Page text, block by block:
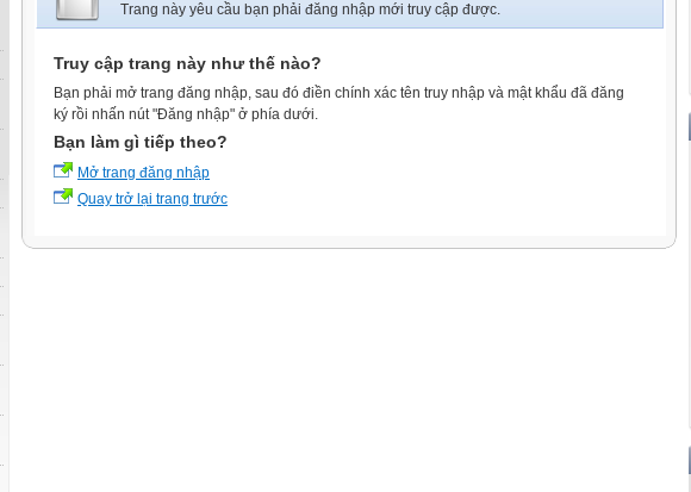
Trang này yêu cầu bạn phải đăng nhập mới truy cập được.
Truy cập trang này như thế nào?
Bạn phải mở trang đăng nhập, sau đó điền chính xác tên truy nhập và mật khẩu đã đăng
ký rồi nhấn nút "Đăng nhập" ở phía dưới.
Bạn làm gì tiếp theo?
Mở trang đăng nhập
Quay trở lại trang trước